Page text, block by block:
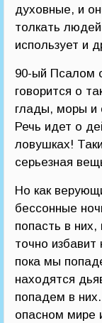
духовные, и
толкать
использует и
90-ый Псалом
говорится о
глады, моры и
Речь идет о
ловушках!
серьезная
Но как
бессонные
попасть в них,
точно
пока мы
находятся
попадем в
опасном мире